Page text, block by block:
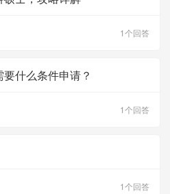
1个回答
什么条件申请？
1个回答
1个回答